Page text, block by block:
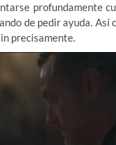
profundamente
de pedir ayuda. Así
precisamente.